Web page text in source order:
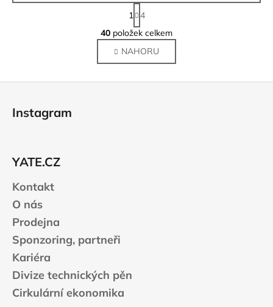
O
v
l
á
d
S
t
r
á
n
k
1
4
40 položek celkem
NAHORU
Instagram
YATE.CZ
Kontakt
O nás
Prodejna
Sponzoring, partneři
Kariéra
Divize technických pěn
Cirkulární ekonomika